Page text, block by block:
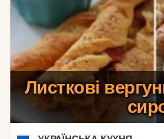
Листкові